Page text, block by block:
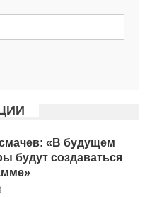
«В будущем
будут создаваться